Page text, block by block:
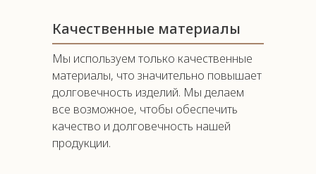
Качественные материалы
Мы используем только качественные
материалы, что значительно повышает
долговечность изделий. Мы делаем
все возможное, чтобы обеспечить
качество и долговечность нашей
продукции.